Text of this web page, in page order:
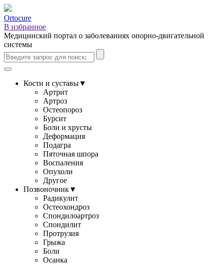
Ortocure
В избранное
Медицинский портал о заболеваниях опорно-двигательной
системы
Кости и суставы▼
Артрит
Артроз
Остеопороз
Бурсит
Боли и хрусты
Деформация
Подагра
Пяточная шпора
Воспаления
Опухоли
Другое
Позвоночник▼
Радикулит
Остеохондроз
Спондилоартроз
Спондилит
Протрузия
Грыжа
Боли
Осанка